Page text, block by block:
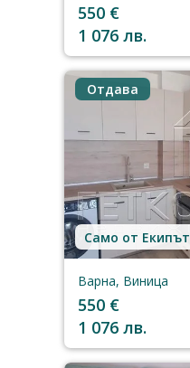
550 €
1 076 лв.
Отдава
Само от Екипът
Варна, Виница
550 €
1 076 лв.